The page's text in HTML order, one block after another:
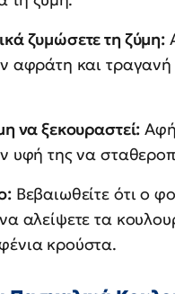
ζυμώσετε τη ζύμη:
αφράτη και τραγανή
να ξεκουραστεί:
υφή της να
Βεβαιωθείτε ότι ο
αλείψετε τα
κρούστα.